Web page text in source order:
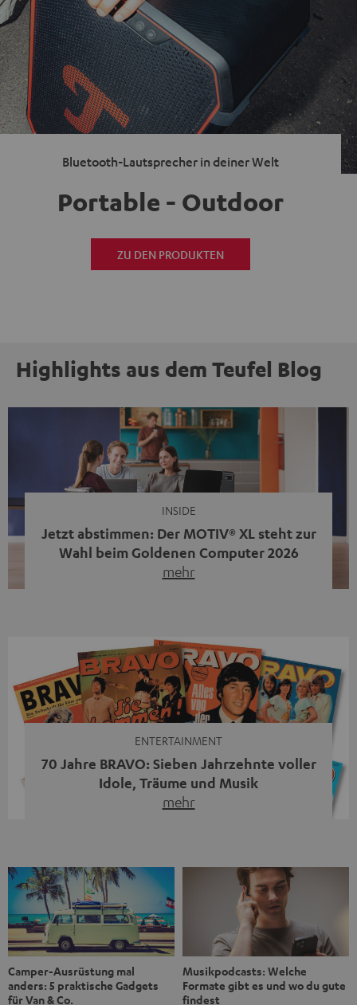
Bluetooth-Lautsprecher in deiner Welt
Portable - Outdoor
ZU DEN PRODUKTEN
Highlights aus dem Teufel Blog
INSIDE
Jetzt abstimmen: Der MOTIV® XL steht zur
Wahl beim Goldenen Computer 2026
mehr
Streaming-System vereint hochwertige HiFi-Technik,
moderne Streaming-Funktionen und hohe Flexibilität in
einem einzigen Gerät – und zeigt, dass man für großen
Sound heute keine klassische HiFi-Anlage mehr braucht.
ENTERTAINMENT
70 Jahre BRAVO: Sieben Jahrzehnte voller
Idole, Träume und Musik
mehr
1956 begleitet das Magazin Jugendliche durch Rock und
Pop, kleine Schwärmereien und große Fragen. Zum 70.
Jubiläum werfen wir einen Blick zurück. Vom Filmheft zur
Jugendmarke: Wie die BRAVO ihren Ton fand Als die […]
Camper-Ausrüstung mal
anders: 5 praktische Gadgets
für Van & Co.
Musikpodcasts: Welche
Formate gibt es und wo du gute
findest